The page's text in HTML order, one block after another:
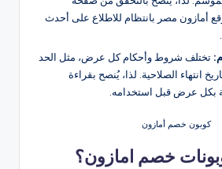
أمازون مصر بانتظام للاطلاع على أحدث
تختلف شروط وأحكام كل عرض، مثل الحد
انتهاء الصلاحية. لذا، يُنصح بقراءة
بكل عرض قبل استخدامه.
كوبون خصم أمازون
خصم امازون؟